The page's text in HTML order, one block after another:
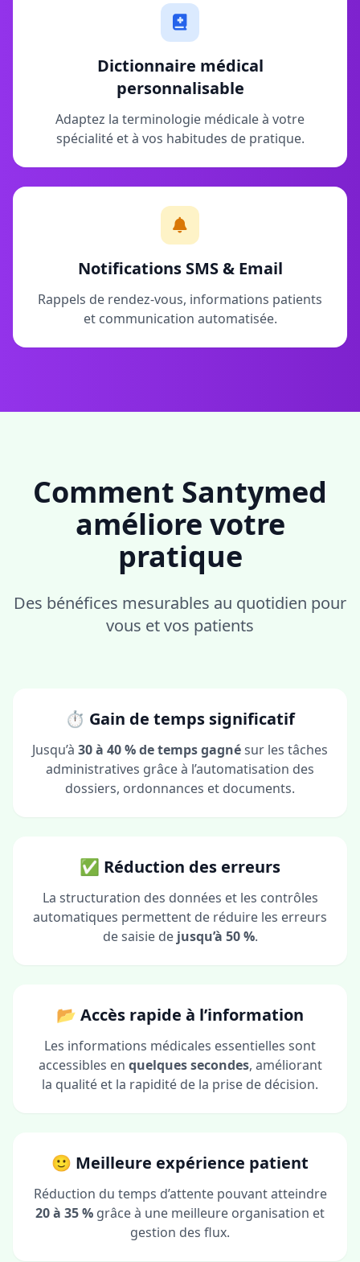
Dictionnaire médical
personnalisable
Adaptez la terminologie médicale à votre
spécialité et à vos habitudes de pratique.
Notifications SMS & Email
Rappels de rendez-vous, informations patients
et communication automatisée.
Comment Santymed
améliore votre
pratique
Des bénéfices mesurables au quotidien pour
vous et vos patients
⏱ Gain de temps significatif
Jusqu’à 30 à 40 % de temps gagnésur les tâches
administratives grâce à l’automatisation des
dossiers, ordonnances et documents.
✅ Réduction des erreurs
La structuration des données et les contrôles
automatiques permettent de réduire les erreurs
de saisie de jusqu’à 50 %.
📂 Accès rapide à l’information
Les informations médicales essentielles sont
accessibles en quelques secondes, améliorant
la qualité et la rapidité de la prise de décision.
🙂 Meilleure expérience patient
Réduction du temps d’attente pouvant atteindre
20 à 35 % grâce à une meilleure organisation et
gestion des flux.